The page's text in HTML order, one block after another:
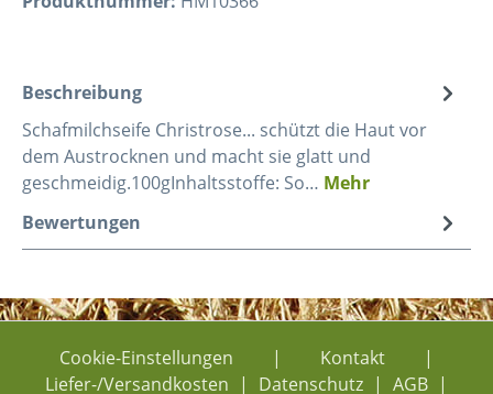
Beschreibung
Schafmilchseife Christrose... schützt die Haut vor
dem Austrocknen und macht sie glatt und
geschmeidig.100gInhaltsstoffe: So… Mehr
Bewertungen
Cookie-Einstellungen | Kontakt
|
Liefer-/Versandkosten | Datenschutz | AGB |